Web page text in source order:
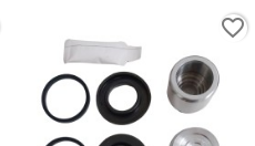
favorite_border